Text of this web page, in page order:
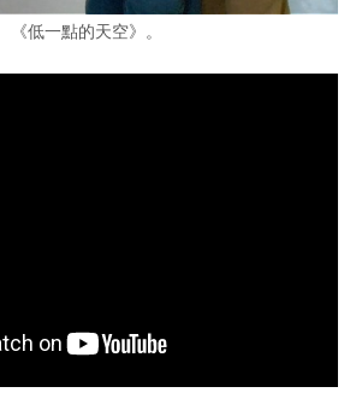
《低一點的天空》。